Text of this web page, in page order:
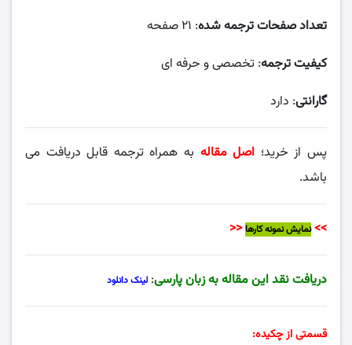
تعداد صفحات ترجمه شده: ۲۱ صفحه
کیفیت ترجمه: تخصصی و حرفه ای
گارانتی: دارد
پس از خرید؛ اصل مقاله به همراه ترجمه قابل دریافت می
باشد.
>> نمایش نمونه کارها <<
دریافت نقد این مقاله به زبان پارسی: لینک دانلود
قسمتی از چکیده: